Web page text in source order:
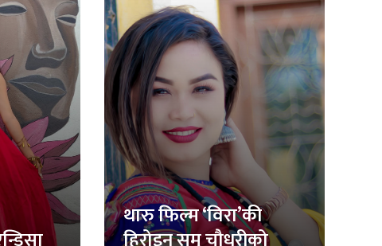
थारु फिल्म ‘विरा’की